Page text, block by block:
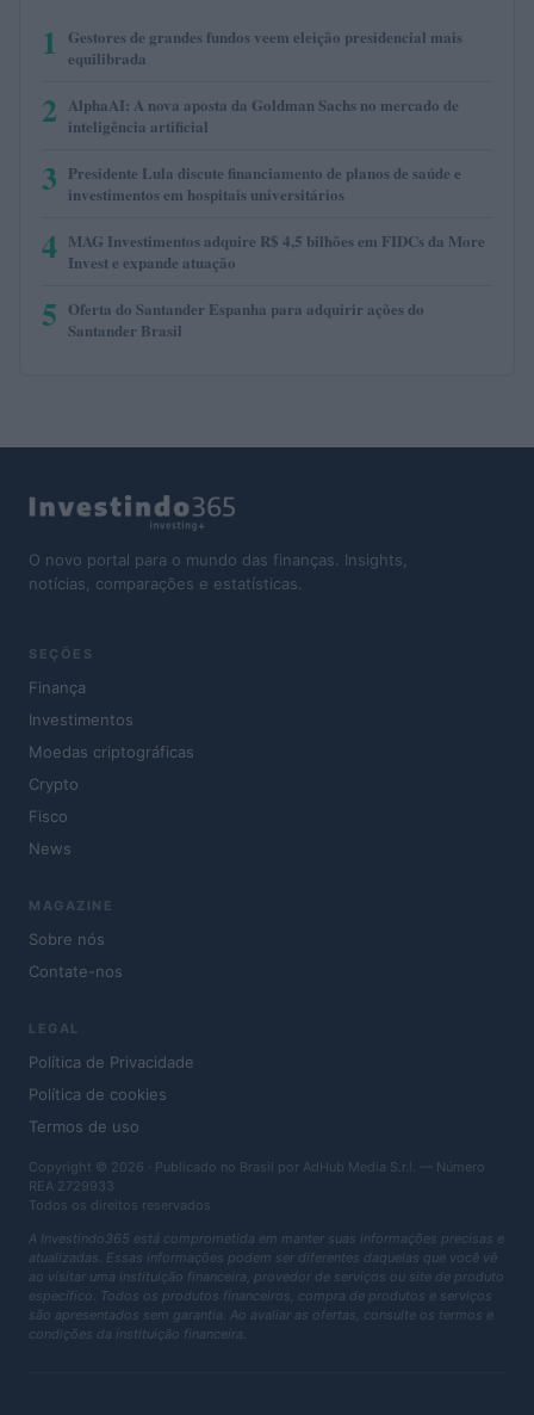
1
Gestores de grandes fundos veem eleição presidencial mais
equilibrada
2 AlphaAI: A nova aposta da Goldman Sachs no mercado de
inteligência artificial
3 Presidente Lula discute financiamento de planos de saúde e
investimentos em hospitais universitários
4 MAG Investimentos adquire R$ 4,5 bilhões em FIDCs da More
Invest e expande atuação
5 Oferta do Santander Espanha para adquirir ações do
Santander Brasil
O novo portal para o mundo das finanças. Insights,
notícias, comparações e estatísticas.
SEÇÕES
Finança
Investimentos
Moedas criptográficas
Crypto
Fisco
News
MAGAZINE
Sobre nós
Contate-nos
LEGAL
Política de Privacidade
Política de cookies
Termos de uso
Copyright © 2026 · Publicado no Brasil por AdHub Media S.r.l. — Número
REA 2729933
Todos os direitos reservados
A Investindo365 está comprometida em manter suas informações precisas e
atualizadas. Essas informações podem ser diferentes daquelas que você vê
ao visitar uma instituição financeira, provedor de serviços ou site de produto
específico. Todos os produtos financeiros, compra de produtos e serviços
são apresentados sem garantia. Ao avaliar as ofertas, consulte os termos e
condições da instituição financeira.